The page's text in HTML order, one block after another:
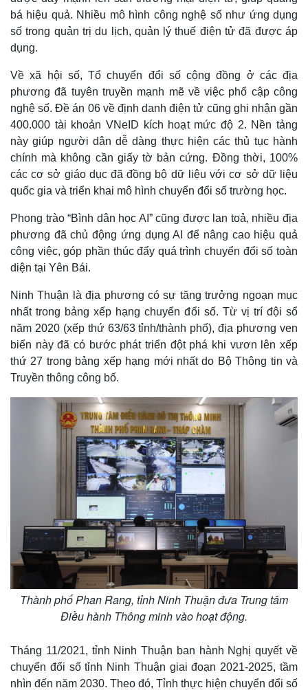
Thể thao
Lịch thi đấu bóng đá
Thế giới thể thao
eSports
Hậu trường
Xe máy
Tư vấn
bá hiệu quả. Nhiều mô hình công nghệ số như ứng dụng
số trong quản trị du lịch, quản lý thuế điện tử đã được áp
dụng.
Về xã hội số, Tổ chuyển đổi số cộng đồng ở các địa
phương đã tuyên truyền mạnh mẽ về việc phổ cập công
nghệ số. Đề án 06 về định danh điện tử cũng ghi nhận gần
400.000 tài khoản VNeID kích hoạt mức độ 2. Nền tảng
này giúp người dân dễ dàng thực hiện các thủ tục hành
chính mà không cần giấy tờ bản cứng. Đồng thời, 100%
các cơ sở giáo dục đã đồng bộ dữ liệu với cơ sở dữ liệu
quốc gia và triển khai mô hình chuyển đổi số trường học.
Phong trào “Bình dân học AI” cũng được lan toả, nhiều địa
phương đã chủ động ứng dụng AI để nâng cao hiệu quả
công việc, góp phần thúc đẩy quá trình chuyển đổi số toàn
diện tại Yên Bái.
Ninh Thuận là địa phương có sự tăng trưởng ngoạn mục
nhất trong bảng xếp hạng chuyển đổi số. Từ vị trí đội sổ
năm 2020 (xếp thứ 63/63 tỉnh/thành phố), địa phương ven
biển này đã có bước phát triển đột phá khi vươn lên xếp
thứ 27 trong bảng xếp hạng mới nhất do Bộ Thông tin và
Truyền thông công bố.
Thành phố Phan Rang, tỉnh Ninh Thuận đưa Trung tâm
Điều hành Thông minh vào hoạt động.
Tháng 11/2021, tỉnh Ninh Thuận ban hành Nghị quyết về
chuyển đổi số tỉnh Ninh Thuận giai đoạn 2021-2025, tầm
nhìn đến năm 2030. Theo đó, Tỉnh thực hiện chuyển đổi số